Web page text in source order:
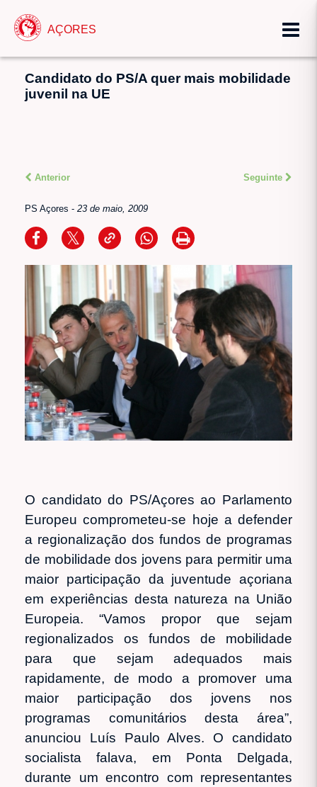
AÇORES
Candidato do PS/A quer mais mobilidade
juvenil na UE
Anterior Seguinte
PS Açores - 23 de maio, 2009
O candidato do PS/Açores ao Parlamento
Europeu comprometeu-se hoje a defender
a regionalização dos fundos de programas
de mobilidade dos jovens para permitir uma
maior participação da juventude açoriana
em experiências desta natureza na União
Europeia. “Vamos propor que sejam
regionalizados os fundos de mobilidade
para que sejam adequados mais
rapidamente, de modo a promover uma
maior participação dos jovens nos
programas comunitários desta área”,
anunciou Luís Paulo Alves. O candidato
socialista falava, em Ponta Delgada,
durante um encontro com representantes